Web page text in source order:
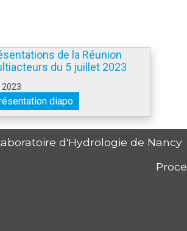
de la Réunion
du 5 juillet 2023
2023
diapo
d'Hydrologie de Nancy